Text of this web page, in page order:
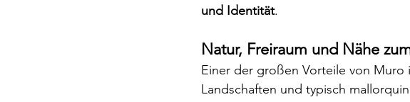
und Identität.
Natur, Freiraum und Nähe
Einer der großen Vorteile von Muro
Landschaften und typisch